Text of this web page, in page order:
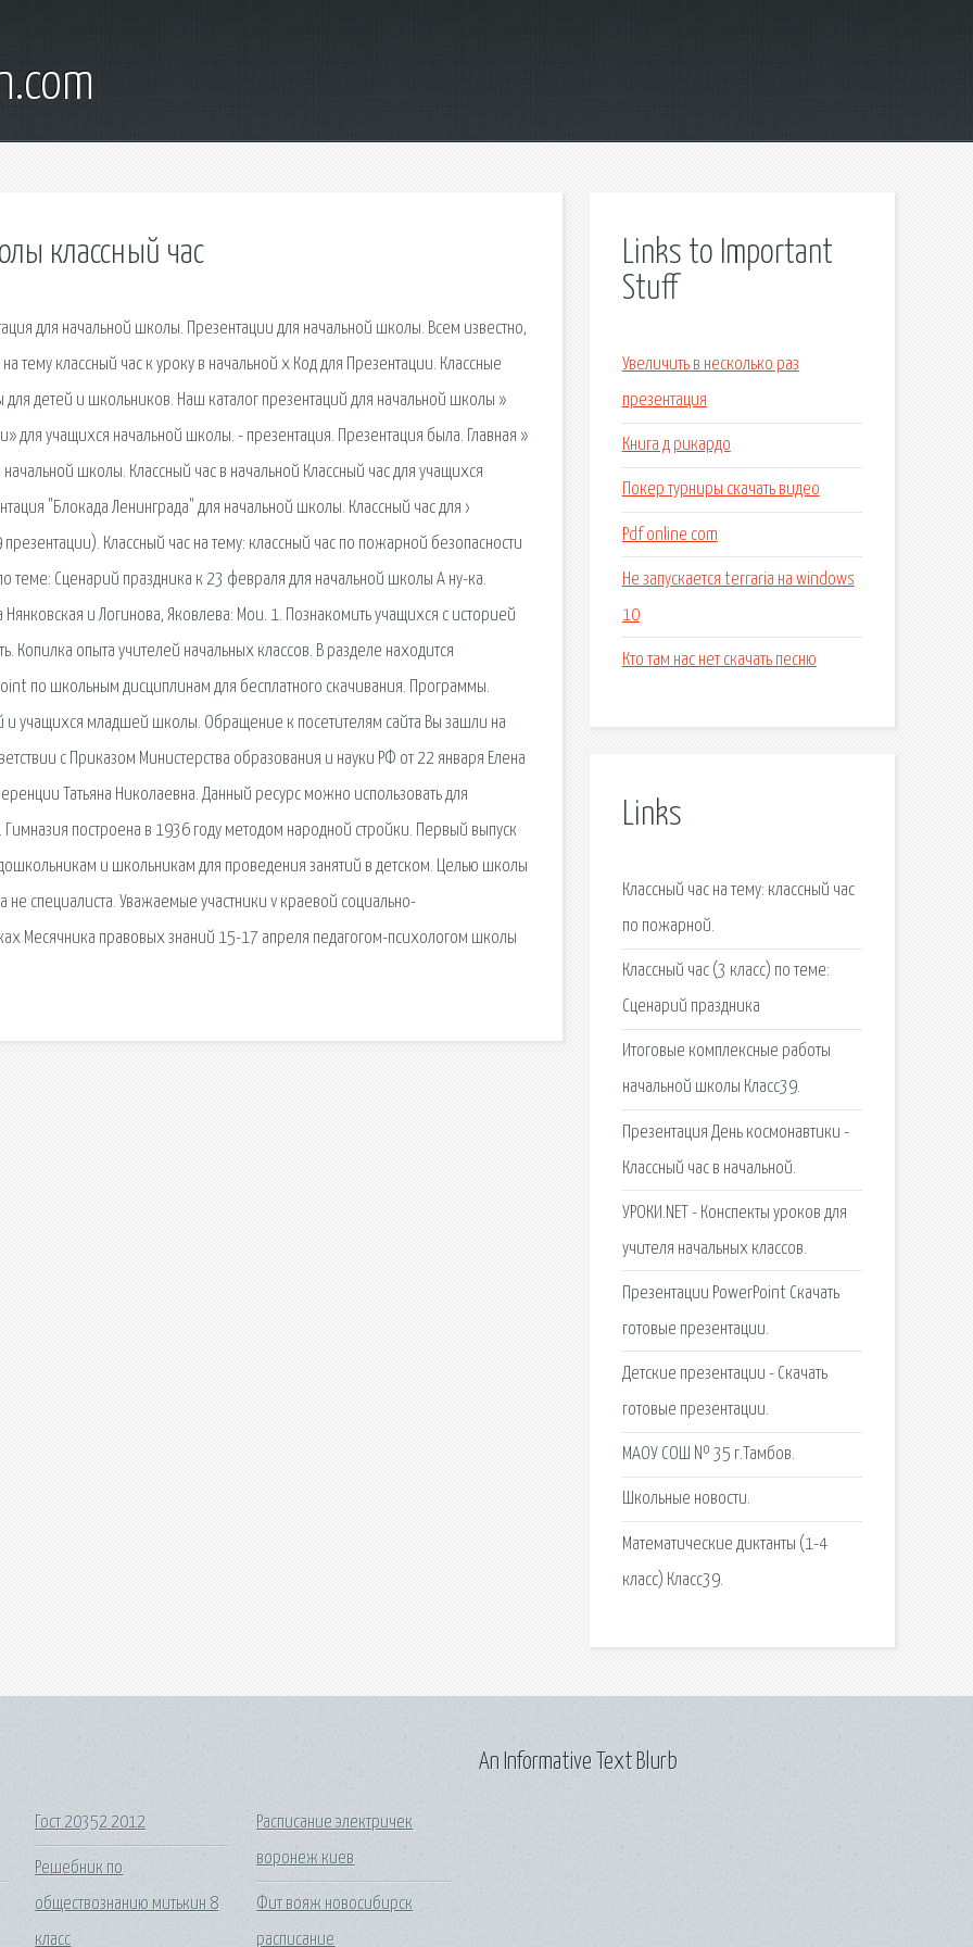
классный час
для начальной школы. Презентации для начальной школы. Всем известно,
тему классный час к уроку в начальной x Код для Презентации. Классные
детей и школьников. Наш каталог презентаций для начальной школы »
для учащихся начальной школы. - презентация. Презентация была. Главная »
школы. Классный час в начальной Классный час для учащихся
"Блокада Ленинграда" для начальной школы. Классный час для ›
Классный час на тему: классный час по пожарной безопасности
теме: Сценарий праздника к 23 февраля для начальной школы А ну-ка.
и Логинова, Яковлева: Мои. 1. Познакомить учащихся с историей
опыта учителей начальных классов. В разделе находится
по школьным дисциплинам для бесплатного скачивания. Программы.
и учащихся младшей школы. Обращение к посетителям сайта Вы зашли на
с Приказом Министерства образования и науки РФ от 22 января Елена
Татьяна Николаевна. Данный ресурс можно использовать для
построена в 1936 году методом народной стройки. Первый выпуск
и школьникам для проведения занятий в детском. Целью школы
не специалиста. Уважаемые участники v краевой социально-
Месячника правовых знаний 15-17 апреля педагогом-психологом школы
Links to Important
Stuff
Увеличить в несколько раз
презентация
Книга д рикардо
Покер турниры скачать видео
Pdf online com
Не запускается terraria на windows
10
Кто там нас нет скачать песню
Links
Классный час на тему: классный час
по пожарной.
Классный час (3 класс) по теме:
Сценарий праздника
Итоговые комплексные работы
начальной школы Класс39.
Презентация День космонавтики -
Классный час в начальной.
УРОКИ.NET - Конспекты уроков для
учителя начальных классов.
Презентации PowerPoint Скачать
готовые презентации.
Детские презентации - Скачать
готовые презентации.
МАОУ СОШ № 35 г.Тамбов.
Школьные новости.
Математические диктанты (1-4
класс) Класс39.
Гост 20352 2012
Решебник по
обществознанию митькин 8
класс
Расписание электричек
воронеж киев
Фит вояж новосибирск
расписание
An Informative Text Blurb